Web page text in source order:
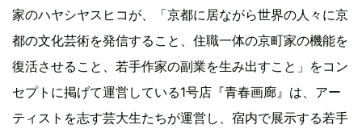
家のハヤシヤスヒコが、「京都に居ながら世界の人々に京
都の文化芸術を発信すること、住職一体の京町家の機能を
復活させること、若手作家の副業を生み出すこと」をコン
セプトに掲げて運営している1号店『青春画廊』は、アー
ティストを志す芸大生たちが運営し、宿内で展示する若手